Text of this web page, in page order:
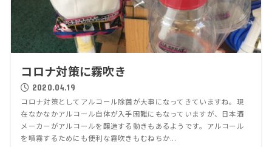
コロナ対策に霧吹き
2020.04.19
コロナ対策としてアルコール除菌が大事になってきていますね。現
在なかなかアルコール自体が入手困難にもなっていますが、日本酒
メーカーがアルコールを醸造する動きもあるようです。アルコール
を噴霧するためにも便利な霧吹きもむねちか...